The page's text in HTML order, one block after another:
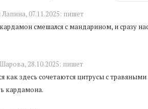
Лапина, 07.11.2025: пишет
смешался с мандарином, и сразу
28.10.2025: пишет
как здесь сочетаются цитрусы с
кардамона.